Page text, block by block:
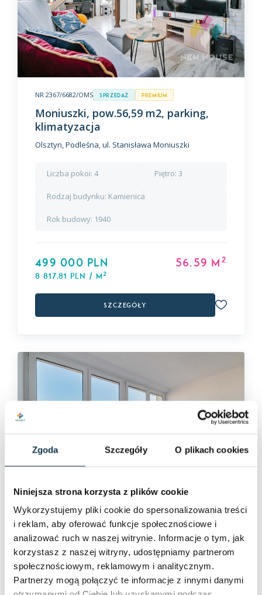
Zgoda Szczegóły O plikach cookies
Niniejsza strona korzysta z plików cookie
Wykorzystujemy pliki cookie do spersonalizowania treści
i reklam, aby oferować funkcje społecznościowe i
analizować ruch w naszej witrynie. Informacje o tym, jak
korzystasz z naszej witryny, udostępniamy partnerom
społecznościowym, reklamowym i analitycznym.
Partnerzy mogą połączyć te informacje z innymi danymi
NR 2367/6682/OMS Sprzedaż premium
Moniuszki, pow.56,59 m2, parking,
klimatyzacja
Olsztyn, Podleśna, ul. Stanisława Moniuszki
Liczba pokoi: 4 Piętro: 3
Rodzaj budynku: Kamienica
Rok budowy: 1940
499 000 PLN
8 817,81 PLN / m2
56.59 m 2
Szczegóły
NR 2364/6682/OMS Sprzedaż
38m2, 2 pokoje, ul. Limanowskiego,
do aranżacji
Olsztyn, ul. Bolesława Limanowskiego